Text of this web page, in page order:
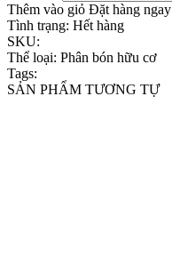
Thêm vào giỏ Đặt hàng ngay
Tình trạng: Hết hàng
SKU:
Thể loại: Phân bón hữu cơ
Tags:
SẢN PHẨM TƯƠNG TỰ